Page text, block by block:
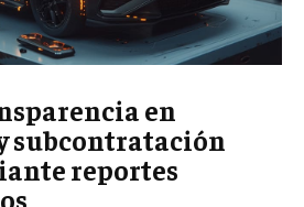
en
subcontratación
reportes